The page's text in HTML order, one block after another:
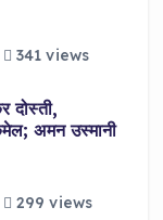
341 views
दोस्ती,
अमन उस्मानी
299 views